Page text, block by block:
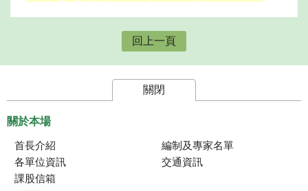
回上一頁
關閉
關於本場
首長介紹
編制及專家名單
各單位資訊
交通資訊
課股信箱